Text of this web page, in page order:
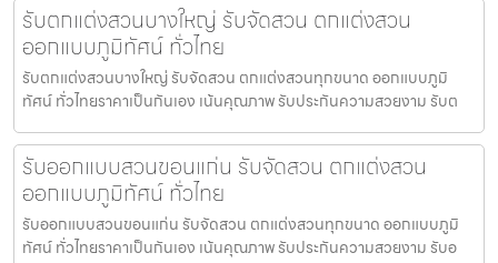
รับตกแต่งสวนบางใหญ่ รับจัดสวน ตกแต่งสวน
ออกแบบภูมิทัศน์ ทั่วไทย
รับตกแต่งสวนบางใหญ่ รับจัดสวน ตกแต่งสวนทุกขนาด ออกแบบภูมิ
ทัศน์ ทั่วไทยราคาเป็นกันเอง เน้นคุณภาพ รับประกันความสวยงาม รับต
รับออกแบบสวนขอนแก่น รับจัดสวน ตกแต่งสวน
ออกแบบภูมิทัศน์ ทั่วไทย
รับออกแบบสวนขอนแก่น รับจัดสวน ตกแต่งสวนทุกขนาด ออกแบบภูมิ
ทัศน์ ทั่วไทยราคาเป็นกันเอง เน้นคุณภาพ รับประกันความสวยงาม รับอ